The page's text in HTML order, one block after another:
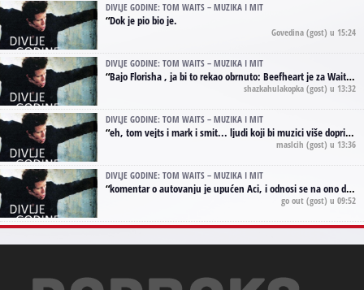
DIVLJE GODINE: TOM WAITS – MUZIKA I MIT
“Dok je pio bio je.
Govedina (gost) u 15:24
DIVLJE GODINE: TOM WAITS – MUZIKA I MIT
“Bajo Florisha , ja bi to rekao obrnuto: Beefheart je za Waitsa, isto sto i Hendrix za Lenny Kravitza
shazkahulakopka (gost) u 13:32
DIVLJE GODINE: TOM WAITS – MUZIKA I MIT
“eh, tom vejts i mark i smit... ljudi koji bi muzici više doprineli da su radili kao vozači tramvaja u gsp-u.
maslcih (gost) u 13:36
DIVLJE GODINE: TOM WAITS – MUZIKA I MIT
“komentar o autovanju je upućen Aci, i odnosi se na ono drugo autovanje...'senzualnost Waitsa' ;)
go out (gost) u 09:52